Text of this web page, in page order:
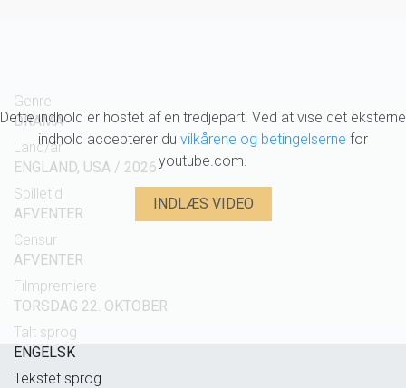
Dette indhold er hostet af en tredjepart. Ved at vise det eksterne
indhold accepterer du vilkårene og betingelserne for
youtube.com.
INDLÆS VIDEO
Genre
DRAMA
Land/år
ENGLAND, USA / 2026
Spilletid
AFVENTER
Censur
AFVENTER
Filmpremiere
TORSDAG 22. OKTOBER
Talt sprog
ENGELSK
Tekstet sprog